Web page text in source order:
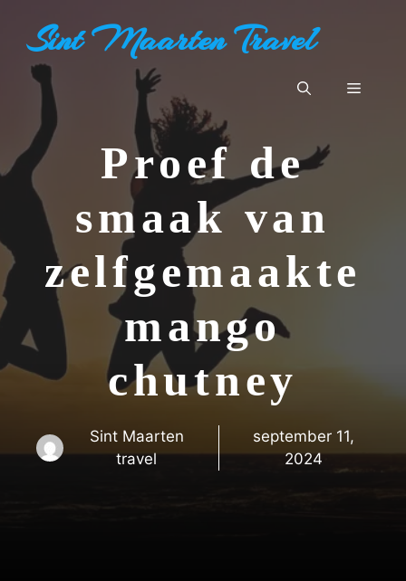
inhoud
Sint Maarten Travel
Menu
Proef de
smaak van
zelfgemaakte
mango
chutney
Sint Maarten
travel
september 11,
2024